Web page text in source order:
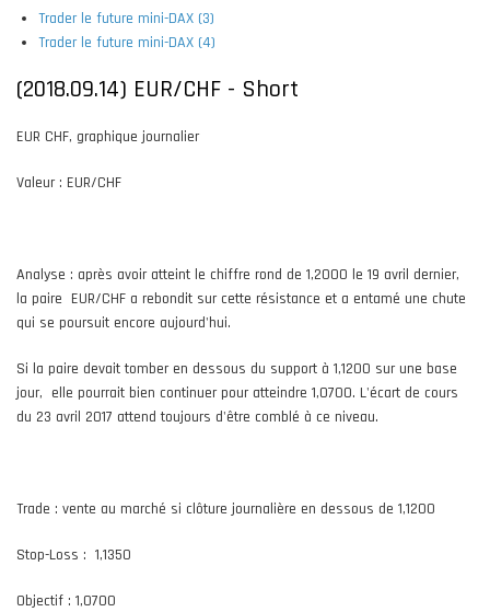
Trader le future mini-DAX (3)
Trader le future mini-DAX (4)
(2018.09.14) EUR/CHF - Short
EUR CHF, graphique journalier
Valeur : EUR/CHF
Analyse : après avoir atteint le chiffre rond de 1,2000 le 19 avril dernier,
la paire EUR/CHF a rebondit sur cette résistance et a entamé une chute
qui se poursuit encore aujourd'hui.
Si la paire devait tomber en dessous du support à 1,1200 sur une base
jour, elle pourrait bien continuer pour atteindre 1,0700. L'écart de cours
du 23 avril 2017 attend toujours d'être comblé à ce niveau.
Trade : vente au marché si clôture journalière en dessous de 1,1200
Stop-Loss : 1,1350
Objectif : 1,0700